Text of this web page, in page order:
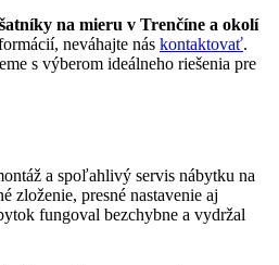
na mieru v Trenčíne a okolí
neváhajte nás kontaktovať.
s výberom ideálneho riešenia pre
a spoľahlivý servis nábytku na
zloženie, presné nastavenie aj
fungoval bezchybne a vydržal